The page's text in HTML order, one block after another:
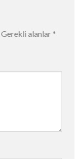
Gerekli alanlar *